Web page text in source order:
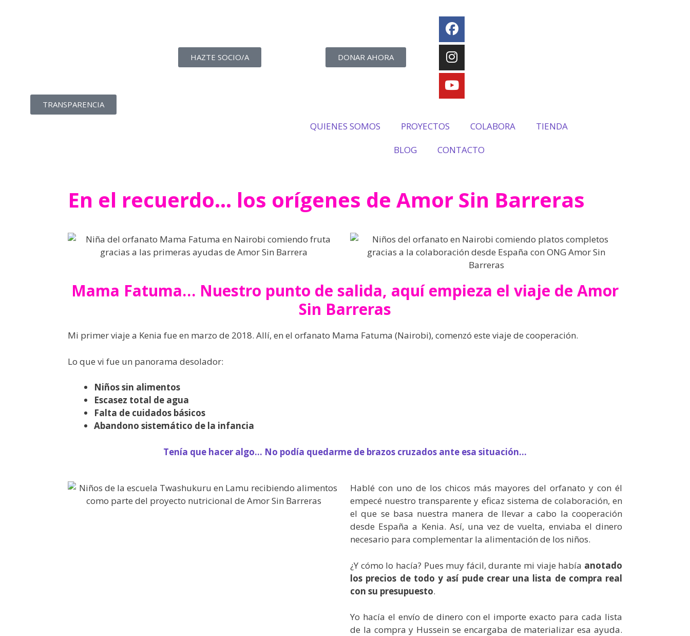
TRANSPARENCIA
HAZTE SOCIO/A DONAR AHORA
QUIENES SOMOS PROYECTOS COLABORA
TIENDA
BLOG
CONTACTO
En el recuerdo… los orígenes de Amor Sin Barreras
Mama Fatuma… Nuestro punto de salida, aquí empieza el viaje de Amor
Sin Barreras
Mi primer viaje a Kenia fue en marzo de 2018. Allí, en el orfanato Mama Fatuma (Nairobi), comenzó este viaje de cooperación.
Lo que vi fue un panorama desolador:
Niños sin alimentos
Escasez total de agua
Falta de cuidados básicos
Abandono sistemático de la infancia
Tenía que hacer algo… No podía quedarme de brazos cruzados ante esa situación…
Hablé con uno de los chicos más mayores del orfanato y con él
empecé nuestro transparente y eficaz sistema de colaboración, en
el que se basa nuestra manera de llevar a cabo la cooperación
desde España a Kenia. Así, una vez de vuelta, enviaba el dinero
necesario para complementar la alimentación de los niños.
¿Y cómo lo hacía? Pues muy fácil, durante mi viaje había anotado
los precios de todo y así pude crear una lista de compra real
con su presupuesto.
Yo hacía el envío de dinero con el importe exacto para cada lista
de la compra y Hussein se encargaba de materializar esa ayuda.